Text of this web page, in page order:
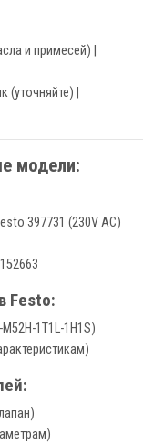
и примесей) |
(уточняйте) |
модели:
397731 (230V AC)
Festo:
1T1L-1H1S)